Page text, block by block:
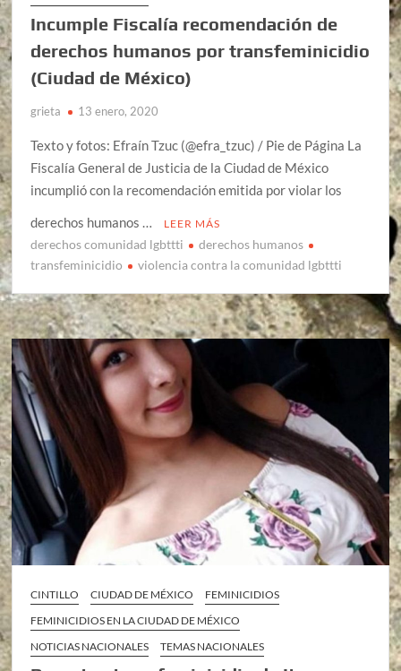
Incumple Fiscalía recomendación de
derechos humanos por transfeminicidio
(Ciudad de México)
grieta 13 enero, 2020
Texto y fotos: Efraín Tzuc (@efra_tzuc) / Pie de Página La
Fiscalía General de Justicia de la Ciudad de México
incumplió con la recomendación emitida por violar los
derechos humanos …
LEER MÁS
derechos comunidad lgbttti
derechos humanos
transfeminicidio
violencia contra la comunidad lgbttti
CINTILLO CIUDAD DE MÉXICO
FEMINICIDIOS
FEMINICIDIOS EN LA CIUDAD DE MÉXICO
NOTICIAS NACIONALES
TEMAS NACIONALES